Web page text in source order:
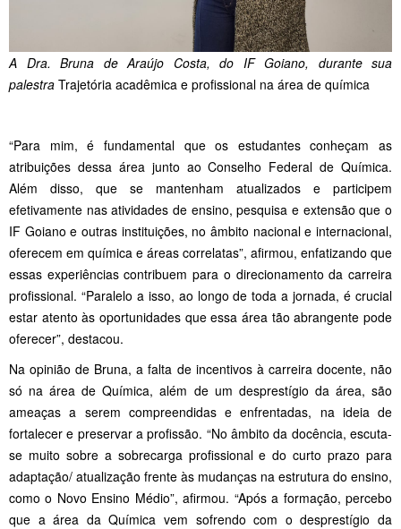
A Dra. Bruna de Araújo Costa, do IF Goiano, durante sua
palestra Trajetória acadêmica e profissional na área de química
“Para mim, é fundamental que os estudantes conheçam as
atribuições dessa área junto ao Conselho Federal de Química.
Além disso, que se mantenham atualizados e participem
efetivamente nas atividades de ensino, pesquisa e extensão que o
IF Goiano e outras instituições, no âmbito nacional e internacional,
oferecem em química e áreas correlatas”, afirmou, enfatizando que
essas experiências contribuem para o direcionamento da carreira
profissional. “Paralelo a isso, ao longo de toda a jornada, é crucial
estar atento às oportunidades que essa área tão abrangente pode
oferecer”, destacou.
Na opinião de Bruna, a falta de incentivos à carreira docente, não
só na área de Química, além de um desprestígio da área, são
ameaças a serem compreendidas e enfrentadas, na ideia de
fortalecer e preservar a profissão. “No âmbito da docência, escuta-
se muito sobre a sobrecarga profissional e do curto prazo para
adaptação/ atualização frente às mudanças na estrutura do ensino,
como o Novo Ensino Médio”, afirmou. “Após a formação, percebo
que a área da Química vem sofrendo com o desprestígio da